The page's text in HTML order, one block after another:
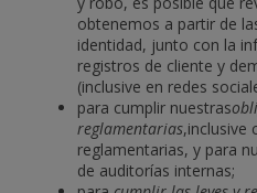
obtenemos a partir de
identidad, junto con la
registros de cliente y
(inclusive en redes
para cumplir nuestras
reglamentarias,inclusive
reglamentarias, y para
de auditorías internas;